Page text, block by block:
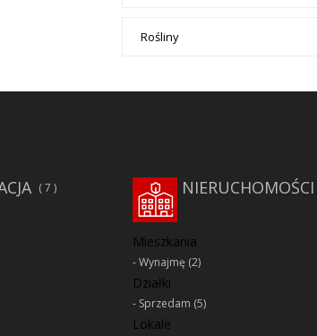
Rośliny
7 NIERUCHOMOŚCI
Mieszkania
Wynajmę (2)
Działki
Sprzedam (5)
Lokale